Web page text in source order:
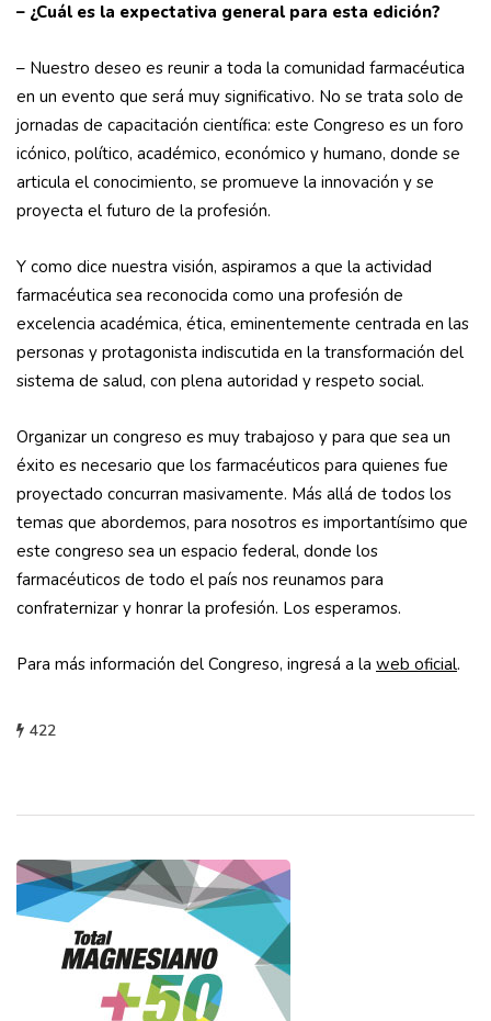
– ¿Cuál es la expectativa general para esta edición?
– Nuestro deseo es reunir a toda la comunidad farmacéutica
en un evento que será muy significativo. No se trata solo de
jornadas de capacitación científica: este Congreso es un foro
icónico, político, académico, económico y humano, donde se
articula el conocimiento, se promueve la innovación y se
proyecta el futuro de la profesión.
Y como dice nuestra visión, aspiramos a que la actividad
farmacéutica sea reconocida como una profesión de
excelencia académica, ética, eminentemente centrada en las
personas y protagonista indiscutida en la transformación del
sistema de salud, con plena autoridad y respeto social.
Organizar un congreso es muy trabajoso y para que sea un
éxito es necesario que los farmacéuticos para quienes fue
proyectado concurran masivamente. Más allá de todos los
temas que abordemos, para nosotros es importantísimo que
este congreso sea un espacio federal, donde los
farmacéuticos de todo el país nos reunamos para
confraternizar y honrar la profesión. Los esperamos.
Para más información del Congreso, ingresá a la web oficial.
422